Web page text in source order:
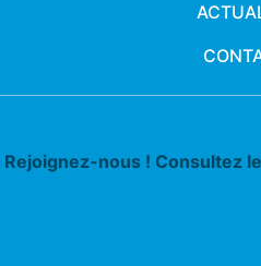
Rejoignez-nous ! Consultez